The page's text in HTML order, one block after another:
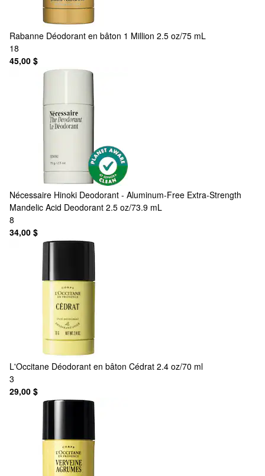
Rabanne Déodorant en bâton 1 Million 2.5 oz/75 mL
18
45,00 $
Nécessaire Hinoki Deodorant - Aluminum-Free Extra-Strength
Mandelic Acid Deodorant 2.5 oz/73.9 mL
8
34,00 $
L'Occitane Déodorant en bâton Cédrat 2.4 oz/70 ml
3
29,00 $